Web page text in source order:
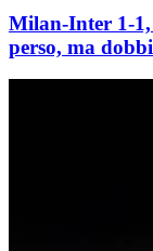
Milan-Inter 1-
perso, ma